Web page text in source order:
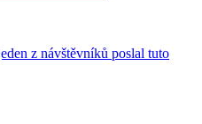
z návštěvníků poslal tuto